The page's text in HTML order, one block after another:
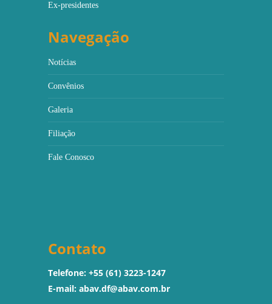
Ex-presidentes
Navegação
Notícias
Convênios
Galeria
Filiação
Fale Conosco
Contato
Telefone: +55 (61) 3223-1247
E-mail: abav.df@abav.com.br